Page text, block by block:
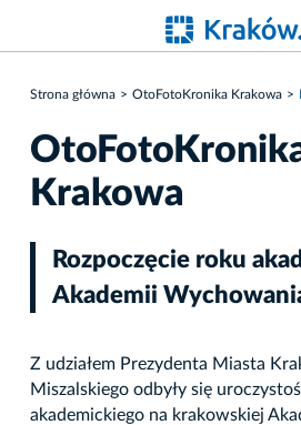
Strona główna OtoFotoKronika Krakowa
Krakowa
Rozpoczęcie roku
Akademii
Z udziałem Prezydenta Miasta
Miszalskiego odbyły się
akademickiego na krakowskiej